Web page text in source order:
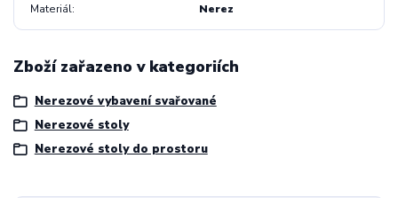
Materiál Nerez
Zboží zařazeno v kategoriích
Nerezové vybavení svařované
Nerezové stoly
Nerezové stoly do prostoru